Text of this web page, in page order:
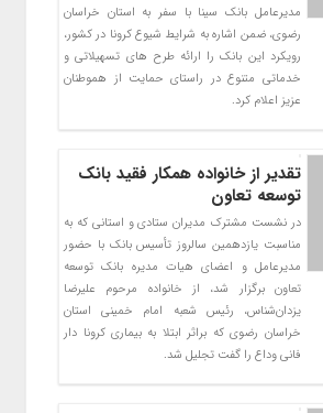
مدیرعامل بانک سینا با سفر به استان خراسان
رضوی، ضمن اشاره به شرایط شیوع کرونا در کشور،
رویکرد این بانک را ارائه طرح های تسهیلاتی و
خدماتی متنوع در راستای حمایت از هموطنان
عزیز اعلام کرد.
تقدیر از خانواده همکار فقید بانک
توسعه تعاون
در نشست مشترک مدیران ستادی و استانی که به
مناسبت یازدهمین سالروز تأسیس بانک با حضور
مدیرعامل و اعضای هیات مدیره بانک توسعه
تعاون برگزار شد، از خانواده مرحوم علیرضا
یزدان‌شناس، رئیس شعبه امام خمینی استان
خراسان رضوی که براثر ابتلا به بیماری کرونا دار
فانی وداع را گفت تجلیل شد.